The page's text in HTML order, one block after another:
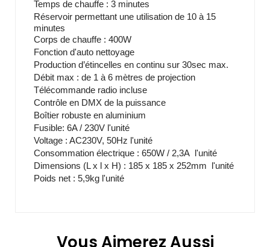
Temps de chauffe : 3 minutes
Réservoir permettant une utilisation de 10 à 15
minutes
Corps de chauffe : 400W
Fonction d'auto nettoyage
Production d’étincelles en continu sur 30sec max.
Débit max : de 1 à 6 mètres de projection
Télécommande radio incluse
Contrôle en DMX de la puissance
Boîtier robuste en aluminium
Fusible: 6A / 230V l'unité
Voltage : AC230V, 50Hz l'unité
Consommation électrique : 650W / 2,3A l'unité
Dimensions (L x l x H) : 185 x 185 x 252mm l'unité
Poids net : 5,9kg l'unité
Vous Aimerez Aussi